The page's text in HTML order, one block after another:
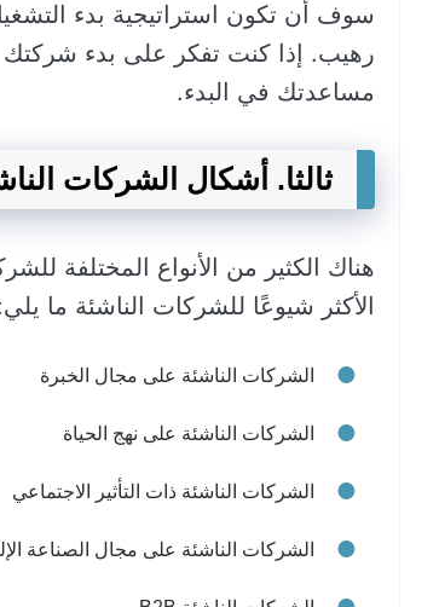
سوف أن تكون استراتيجية بدء
رهيب. إذا كنت تفكر على بدء شركتك
مساعدتك في البدء.
ثالثا. أشكال الشركات
هناك الكثير من الأنواع المختلفة
الأكثر شيوعًا للشركات الناشئة ما
الشركات الناشئة على مجال الخبرة
الشركات الناشئة على نهج الحياة
الشركات الناشئة ذات التأثير الاجتماعي
الشركات الناشئة على مجال الصناعة